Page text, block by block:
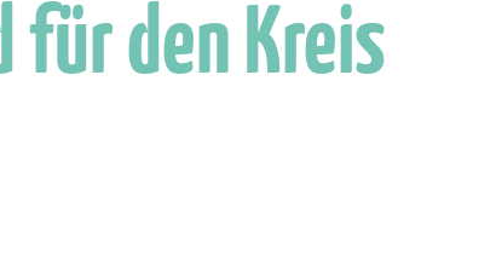
für den Kreis